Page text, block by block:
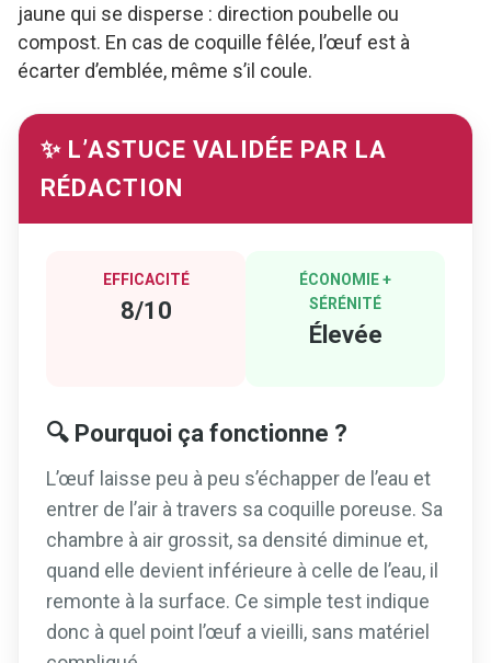
jaune qui se disperse : direction poubelle ou
compost. En cas de coquille fêlée, l’œuf est à
écarter d’emblée, même s’il coule.
✨ L’ASTUCE VALIDÉE PAR LA
RÉDACTION
EFFICACITÉ
8/10
ÉCONOMIE +
SÉRÉNITÉ
Élevée
🔍 Pourquoi ça fonctionne ?
L’œuf laisse peu à peu s’échapper de l’eau et
entrer de l’air à travers sa coquille poreuse. Sa
chambre à air grossit, sa densité diminue et,
quand elle devient inférieure à celle de l’eau, il
remonte à la surface. Ce simple test indique
donc à quel point l’œuf a vieilli, sans matériel